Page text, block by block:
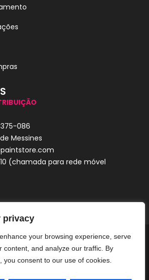
privacy
your browsing experience, serve
content, and analyze our traffic. By
you consent to our use of cookies.
086
Messines
(chamada para rede móvel
Paint Store © 2024. Todos os
reservados. Desenvolvido por
AORUBRO.PT